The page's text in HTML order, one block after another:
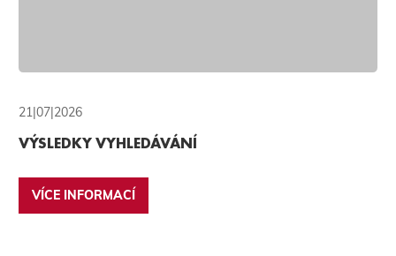
21|07|2026
VÝSLEDKY VYHLEDÁVÁNÍ
VÍCE INFORMACÍ